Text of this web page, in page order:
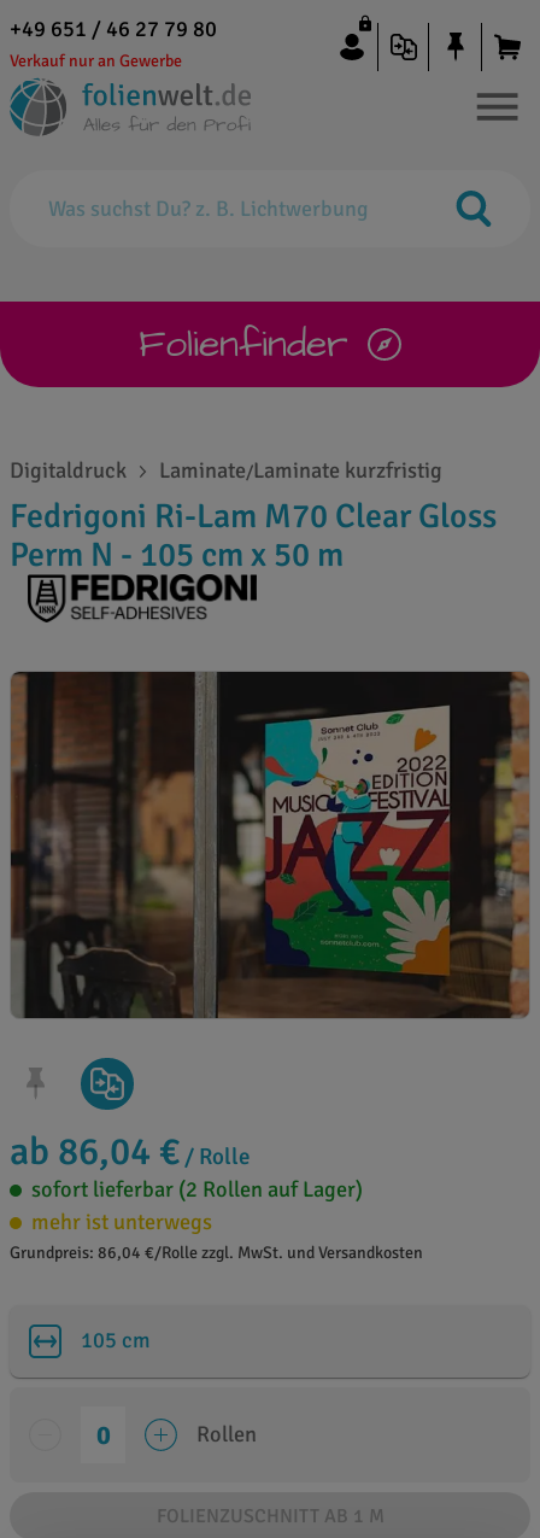
+49 651 / 46 27 79 80
Verkauf nur an Gewerbe
Folienfinder
Digitaldruck Laminate/Laminate kurzfristig
Fedrigoni Ri-Lam M70 Clear Gloss
Perm N - 105 cm x 50 m
ab 86,04 € / Rolle
sofort lieferbar (2 Rollen auf Lager)
mehr ist unterwegs
Grundpreis: 86,04 €/Rolle zzgl. MwSt. und Versandkosten
105 cm
Rollen
FOLIENZUSCHNITT AB 1 M